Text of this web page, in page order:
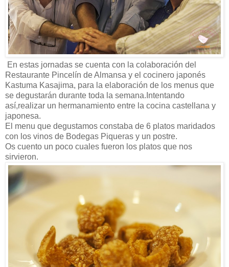
En estas jornadas se cuenta con la colaboración del
Restaurante Pincelín de Almansa y el cocinero japonés
Kastuma Kasajima, para la elaboración de los menus que
se degustarán durante toda la semana.Intentando
así,realizar un hermanamiento entre la cocina castellana y
japonesa.
El menu que degustamos constaba de 6 platos maridados
con los vinos de Bodegas Piqueras y un postre.
Os cuento un poco cuales fueron los platos que nos
sirvieron.